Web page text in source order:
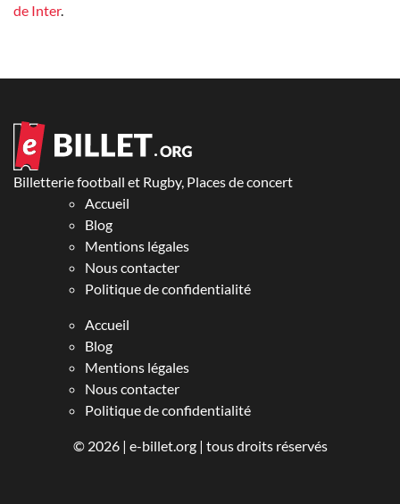
de Inter.
Billetterie football et Rugby, Places de concert
Accueil
Blog
Mentions légales
Nous contacter
Politique de confidentialité
Accueil
Blog
Mentions légales
Nous contacter
Politique de confidentialité
© 2026 | e-billet.org| tous droits réservés